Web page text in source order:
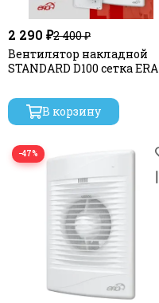
2 290 ₽2 400 ₽
Вентилятор накладной
STANDARD D100 сетка ERA
В корзину
−47%